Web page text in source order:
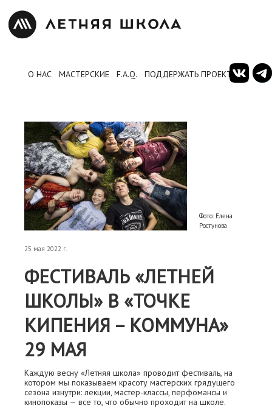
О НАС МАСТЕРСКИЕ F.A.Q. ПОДДЕРЖАТЬ ПРОЕКТ
Фото: Елена
Ростунова
25 мая 2022 г.
ФЕСТИВАЛЬ «ЛЕТНЕЙ
ШКОЛЫ» В «ТОЧКЕ
КИПЕНИЯ – КОММУНА»
29 МАЯ
Каждую весну «Летняя школа» проводит фестиваль, на
котором мы показываем красоту мастерских грядущего
сезона изнутри: лекции, мастер-классы, перфомансы и
кинопоказы — все то, что обычно проходит на школе.